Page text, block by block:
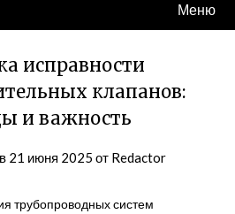
Меню
исправности
клапанов:
и важность
21 июня 2025 от Redactor
трубопроводных систем